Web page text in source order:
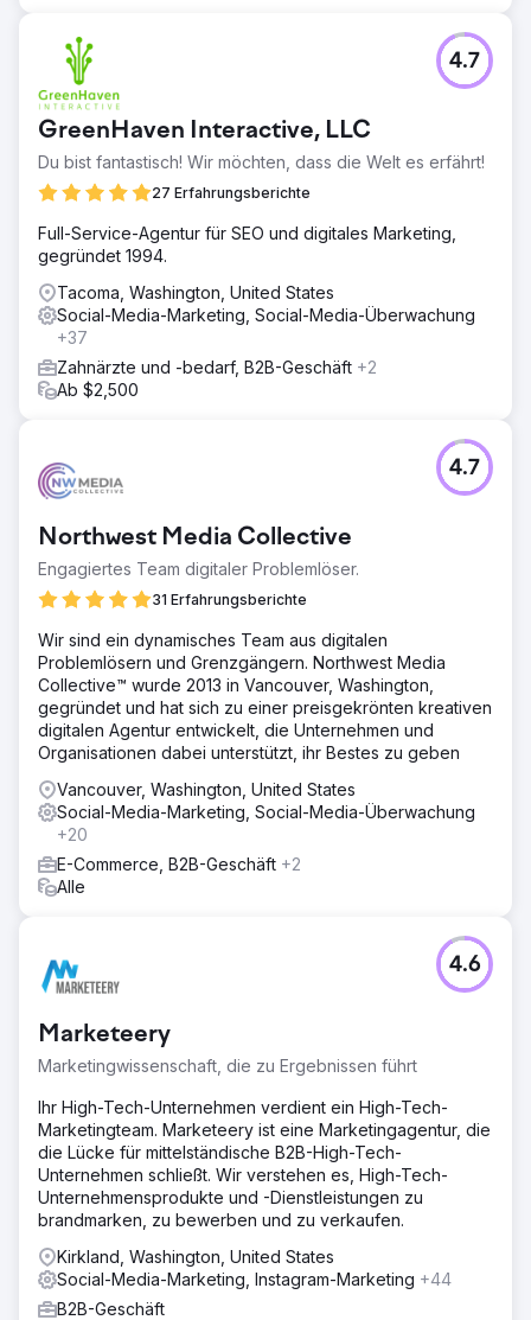
GreenHaven Interactive, LLC
Du bist fantastisch! Wir möchten, dass die Welt es erfährt!
27 Erfahrungsberichte
4.7
Full-Service-Agentur für SEO und digitales Marketing,
gegründet 1994.
Tacoma, Washington, United States
Social-Media-Marketing, Social-Media-Überwachung
+37
Zahnärzte und -bedarf, B2B-Geschäft +2
Ab $2,500
Northwest Media Collective
Engagiertes Team digitaler Problemlöser.
31 Erfahrungsberichte
4.7
Wir sind ein dynamisches Team aus digitalen
Problemlösern und Grenzgängern. Northwest Media
Collective™ wurde 2013 in Vancouver, Washington,
gegründet und hat sich zu einer preisgekrönten kreativen
digitalen Agentur entwickelt, die Unternehmen und
Organisationen dabei unterstützt, ihr Bestes zu geben
Vancouver, Washington, United States
Social-Media-Marketing, Social-Media-Überwachung
+20
E-Commerce, B2B-Geschäft +2
Alle
Marketeery
Marketingwissenschaft, die zu Ergebnissen führt
4.6
Ihr High-Tech-Unternehmen verdient ein High-Tech-
Marketingteam. Marketeery ist eine Marketingagentur, die
die Lücke für mittelständische B2B-High-Tech-
Unternehmen schließt. Wir verstehen es, High-Tech-
Unternehmensprodukte und -Dienstleistungen zu
brandmarken, zu bewerben und zu verkaufen.
Kirkland, Washington, United States
Social-Media-Marketing, Instagram-Marketing +44
B2B-Geschäft